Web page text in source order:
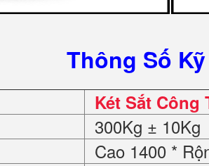
Thông Số
Két Sắt Công
300Kg ± 10Kg
Cao 1400 *